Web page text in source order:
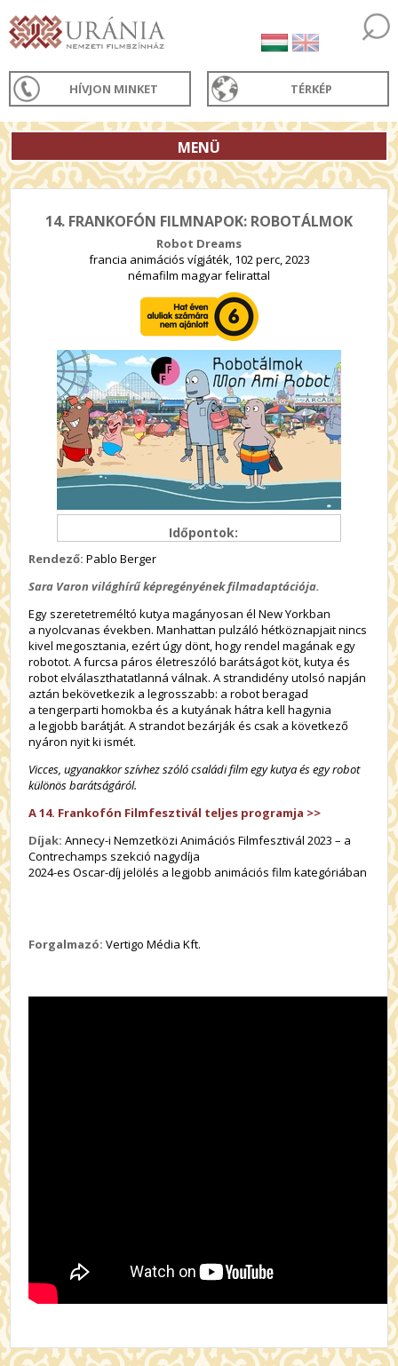
HÍVJON MINKET TÉRKÉP
MENÜ
14. FRANKOFÓN FILMNAPOK: ROBOTÁLMOK
Robot Dreams
francia animációs vígjáték, 102 perc, 2023
némafilm magyar felirattal
Időpontok:
Rendező: Pablo Berger
Sara Varon világhírű képregényének filmadaptációja.
Egy szeretetreméltó kutya magányosan él New Yorkban
a nyolcvanas években. Manhattan pulzáló hétköznapjait nincs
kivel megosztania, ezért úgy dönt, hogy rendel magának egy
robotot. A furcsa páros életreszóló barátságot köt, kutya és
robot elválaszthatatlanná válnak. A strandidény utolsó napján
aztán bekövetkezik a legrosszabb: a robot beragad
a tengerparti homokba és a kutyának hátra kell hagynia
a legjobb barátját. A strandot bezárják és csak a következő
nyáron nyit ki ismét.
Vicces, ugyanakkor szívhez szóló családi film egy kutya és egy robot
különös barátságáról.
A 14. Frankofón Filmfesztivál teljes programja >>
Díjak: Annecy-i Nemzetközi Animációs Filmfesztivál 2023 – a
Contrechamps szekció nagydíja
2024-es Oscar-díj jelölés a legjobb animációs film kategóriában
Forgalmazó: Vertigo Média Kft.